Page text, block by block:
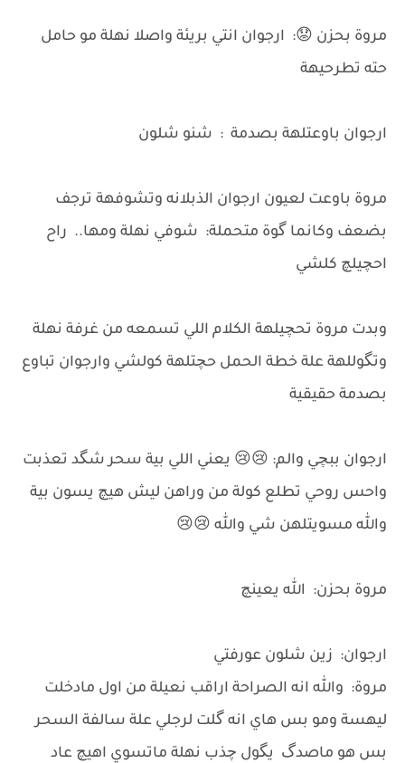
مروة بحزن 😟: ارجوان انتي بريئة واصلا نهلة مو حامل
حته تطرحيهة
ارجوان باوعتلهة بصدمة : شنو شلون
مروة باوعت لعيون ارجوان الذبلانه وتشوفهة ترجف
بضعف وكانما گوة متحملة: شوفي نهلة ومها.. راح
احچيلچ كلشي
وبدت مروة تحچيلهة الكلام اللي تسمعه من غرفة نهلة
وتگوللهة علة خطة الحمل حچتلهة كولشي وارجوان تباوع
بصدمة حقيقية
ارجوان ببچي والم: 😢😢 يعني اللي بية سحر شگد تعذبت
واحس روحي تطلع كولة من وراهن ليش هيچ يسون بية
والله مسويتلهن شي والله 😢😢
مروة بحزن: الله يعينچ
ارجوان: زين شلون عورفتي
مروة: والله انه الصراحة اراقب نعيلة من اول مادخلت
ليهسة ومو بس هاي انه گلت لرجلي علة سالفة السحر
بس هو ماصدگ يگول چذب نهلة ماتسوي اهيچ عاد